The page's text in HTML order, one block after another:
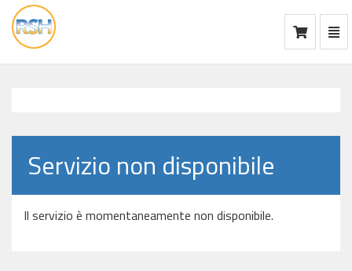
vai
alla
Servizio non disponibile
Il servizio è momentaneamente non disponibile.